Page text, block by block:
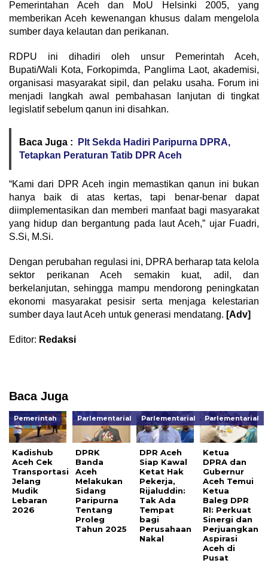
Pemerintahan Aceh dan MoU Helsinki 2005, yang
memberikan Aceh kewenangan khusus dalam mengelola
sumber daya kelautan dan perikanan.
RDPU ini dihadiri oleh unsur Pemerintah Aceh,
Bupati/Wali Kota, Forkopimda, Panglima Laot, akademisi,
organisasi masyarakat sipil, dan pelaku usaha. Forum ini
menjadi langkah awal pembahasan lanjutan di tingkat
legislatif sebelum qanun ini disahkan.
Baca Juga :
Plt Sekda Hadiri Paripurna DPRA,
Tetapkan Peraturan Tatib DPR Aceh
“Kami dari DPR Aceh ingin memastikan qanun ini bukan
hanya baik di atas kertas, tapi benar-benar dapat
diimplementasikan dan memberi manfaat bagi masyarakat
yang hidup dan bergantung pada laut Aceh,” ujar Fuadri,
S.Si, M.Si.
Dengan perubahan regulasi ini, DPRA berharap tata kelola
sektor perikanan Aceh semakin kuat, adil, dan
berkelanjutan, sehingga mampu mendorong peningkatan
ekonomi masyarakat pesisir serta menjaga kelestarian
sumber daya laut Aceh untuk generasi mendatang. [Adv]
Editor: Redaksi
Baca Juga
Pemerintah
Kadishub
Aceh Cek
Transportasi
Jelang
Mudik
Lebaran
2026
Parlementarial
DPRK
Banda
Aceh
Melakukan
Sidang
Paripurna
Tentang
Proleg
Tahun 2025
Parlementarial
DPR Aceh
Siap Kawal
Ketat Hak
Pekerja,
Rijaluddin:
Tak Ada
Tempat
bagi
Perusahaan
Nakal
Parlementarial
Ketua
DPRA dan
Gubernur
Aceh Temui
Ketua
Baleg DPR
RI: Perkuat
Sinergi dan
Perjuangkan
Aspirasi
Aceh di
Pusat